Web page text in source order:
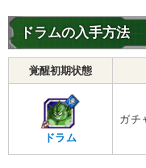
ドラムの入手方法
覚醒初期状態
ドラム
ガチ